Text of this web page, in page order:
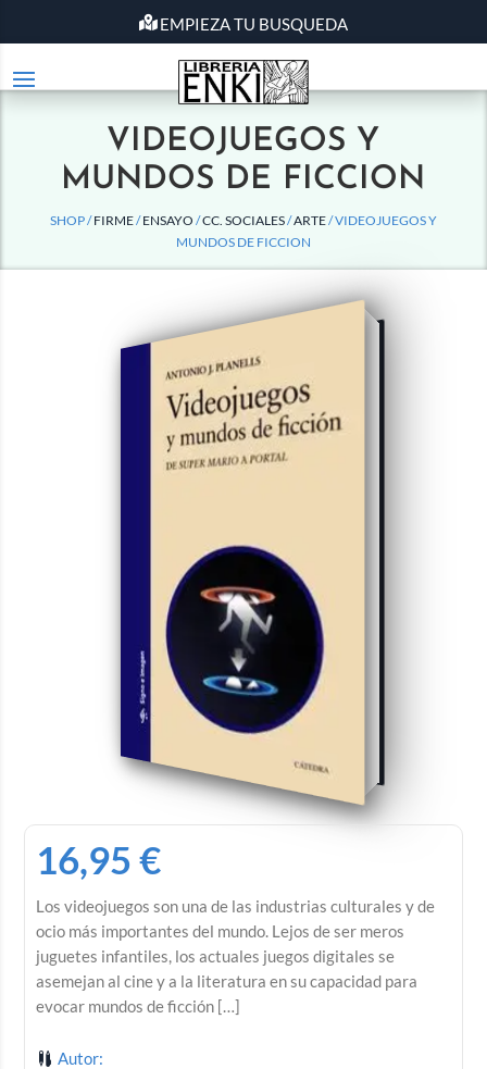
EMPIEZA TU BUSQUEDA
VIDEOJUEGOS Y
MUNDOS DE FICCION
SHOP /FIRME/ENSAYO /CC. SOCIALES/ARTE/ VIDEOJUEGOS Y
MUNDOS DE FICCION
16,95€
Los videojuegos son una de las industrias culturales y de
ocio más importantes del mundo. Lejos de ser meros
juguetes infantiles, los actuales juegos digitales se
asemejan al cine y a la literatura en su capacidad para
evocar mundos de ficción […]
Autor: